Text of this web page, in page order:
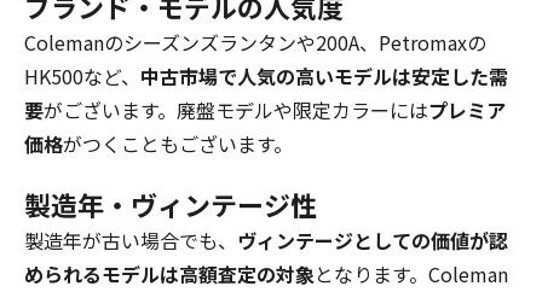
Colemanのシーズンズランタンや200A、Petromaxの
HK500など、 中古市場で人気の高いモデルは安定した需
要がございます。廃盤モデルや限定カラーにはプレミア
価格がつくこともございます。
製造年・ヴィンテージ性
製造年が古い場合でも、 ヴィンテージとしての価値が認
められるモデルは高額査定の対象となります。Coleman